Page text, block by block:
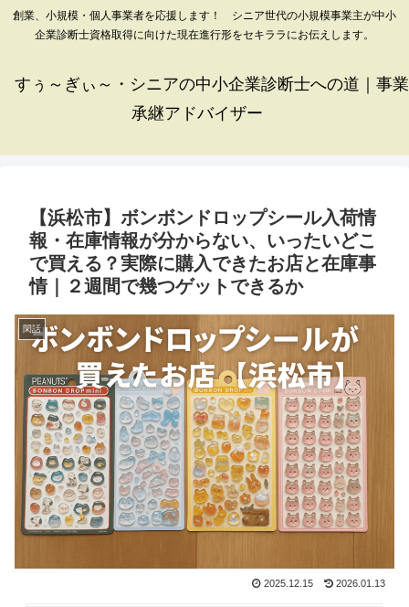
創業、小規模・個人事業者を応援します！ シニア世代の小規模事業主が中小
企業診断士資格取得に向けた現在進行形をセキララにお伝えします。
すぅ～ぎぃ～・シニアの中小企業診断士への道｜事業
承継アドバイザー
【浜松市】ボンボンドロップシール入荷情
報・在庫情報が分からない、いったいどこ
で買える？実際に購入できたお店と在庫事
情｜２週間で幾つゲットできるか
閑話
2025.12.15 2026.01.13